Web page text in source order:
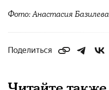
Фото: Анастасия Базилева
Поделиться